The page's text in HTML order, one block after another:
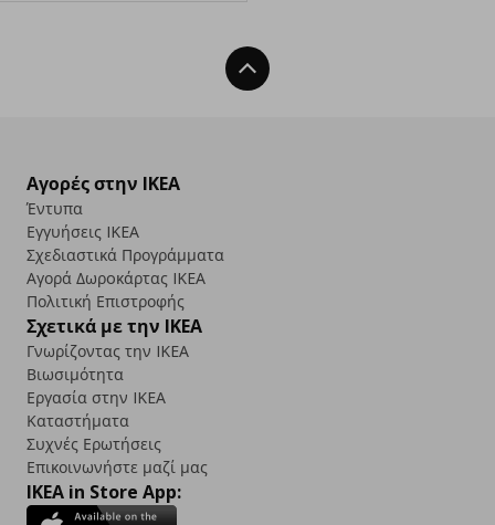
Back To Top
Αγορές στην IKEA
Έντυπα
Εγγυήσεις IKEA
Σχεδιαστικά Προγράμματα
Αγορά Δωρoκάρτας IKEA
Πολιτική Επιστροφής
Σχετικά με την IKEA
Γνωρίζοντας την IKEA
Βιωσιμότητα
Εργασία στην IKEA
Καταστήματα
Συχνές Ερωτήσεις
Επικοινωνήστε μαζί μας
IKEA in Store App: